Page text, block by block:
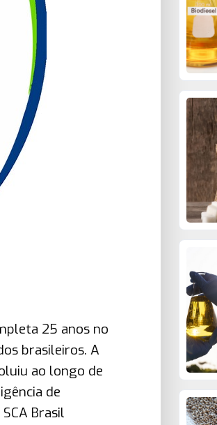
25 anos no
brasileiros. A
ao longo de
de
Brasil